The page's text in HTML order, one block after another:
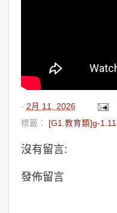
- 2月 11, 2026
標籤： [G1.教育類]g-
沒有留言:
發佈留言